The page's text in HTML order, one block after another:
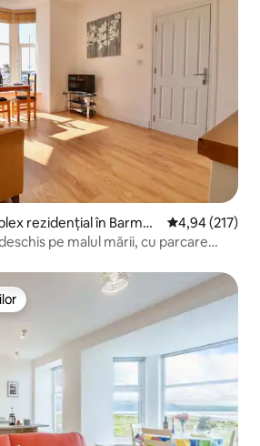
rezidențial în Barmou
Scor mediu de
4,94 (217)
pe malul mării, cu parcare
Alegerea oaspeților